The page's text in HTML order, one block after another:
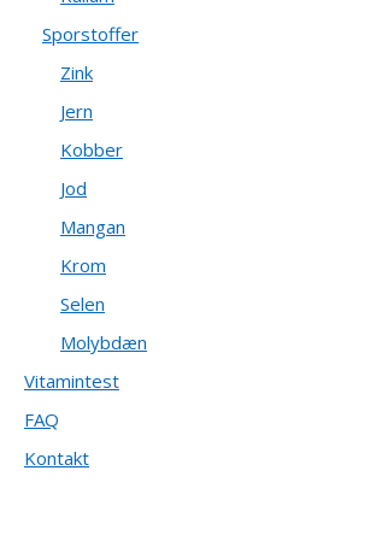
Sporstoffer
Zink
Jern
Kobber
Jod
Mangan
Krom
Selen
Molybdæn
Vitamintest
FAQ
Kontakt